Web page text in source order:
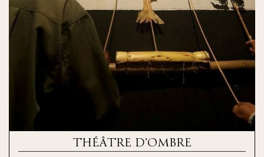
THÉÂTRE D’OMBRE